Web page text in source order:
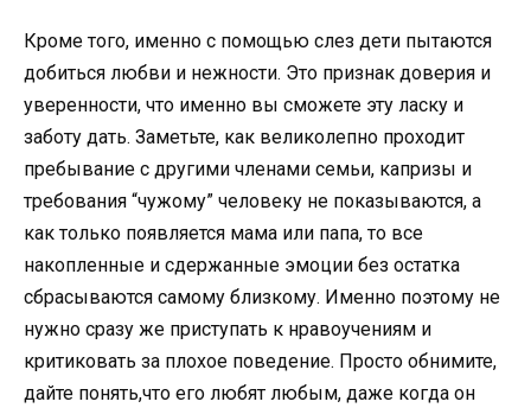
Кроме того, именно с помощью слез дети пытаются
добиться любви и нежности. Это признак доверия и
уверенности, что именно вы сможете эту ласку и
заботу дать. Заметьте, как великолепно проходит
пребывание с другими членами семьи, капризы и
требования “чужому” человеку не показываются, а
как только появляется мама или папа, то все
накопленные и сдержанные эмоции без остатка
сбрасываются самому близкому. Именно поэтому не
нужно сразу же приступать к нравоучениям и
критиковать за плохое поведение. Просто обнимите,
дайте понять,что его любят любым, даже когда он